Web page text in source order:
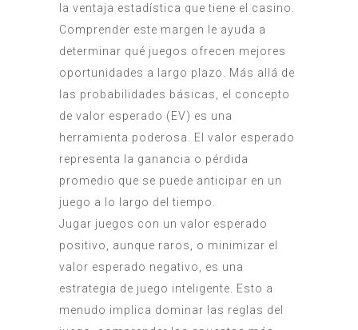
la ventaja estadística que tiene el casino.
Comprender este margen le ayuda a
determinar qué juegos ofrecen mejores
oportunidades a largo plazo. Más allá de
las probabilidades básicas, el concepto
de valor esperado (EV) es una
herramienta poderosa. El valor esperado
representa la ganancia o pérdida
promedio que se puede anticipar en un
juego a lo largo del tiempo.
Jugar juegos con un valor esperado
positivo, aunque raros, o minimizar el
valor esperado negativo, es una
estrategia de juego inteligente. Esto a
menudo implica dominar las reglas del